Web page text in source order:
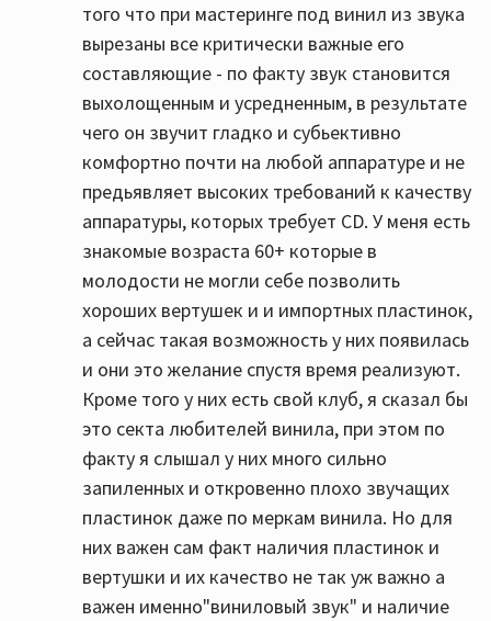
того что при мастеринге под винил из звука
вырезаны все критически важные его
составляющие - по факту звук становится
выхолощенным и усредненным, в результате
чего он звучит гладко и субьективно
комфортно почти на любой аппаратуре и не
предьявляет высоких требований к качеству
аппаратуры, которых требует CD. У меня есть
знакомые возраста 60+ которые в
молодости не могли себе позволить
хороших вертушек и и импортных пластинок,
а сейчас такая возможность у них появилась
и они это желание спустя время реализуют.
Кроме того у них есть свой клуб, я сказал бы
это секта любителей винила, при этом по
факту я слышал у них много сильно
запиленных и откровенно плохо звучащих
пластинок даже по меркам винила. Но для
них важен сам факт наличия пластинок и
вертушки и их качество не так уж важно а
важен именно"виниловый звук" и наличие